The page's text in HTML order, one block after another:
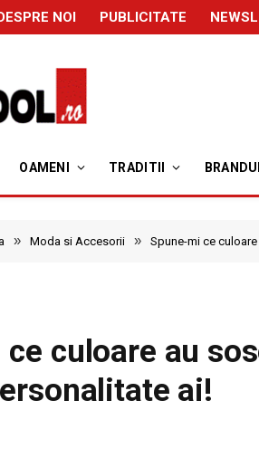
NOI PUBLICITATE
OAMENI TRADITII
» Moda si Accesorii » Spune-mi ce
culoare au
ai!